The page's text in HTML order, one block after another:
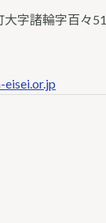
大字諸輪字百々
eisei.or.jp